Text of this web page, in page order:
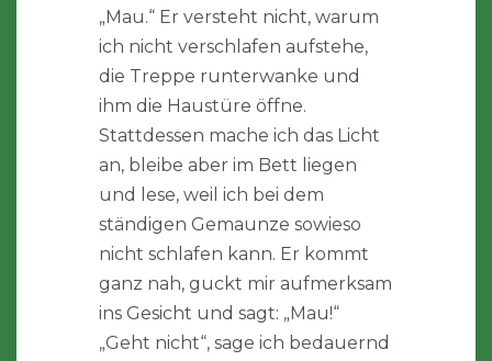
„Mau.“ Er versteht nicht, warum
ich nicht verschlafen aufstehe,
die Treppe runterwanke und
ihm die Haustüre öffne.
Stattdessen mache ich das Licht
an, bleibe aber im Bett liegen
und lese, weil ich bei dem
ständigen Gemaunze sowieso
nicht schlafen kann. Er kommt
ganz nah, guckt mir aufmerksam
ins Gesicht und sagt: „Mau!“
„Geht nicht“, sage ich bedauernd